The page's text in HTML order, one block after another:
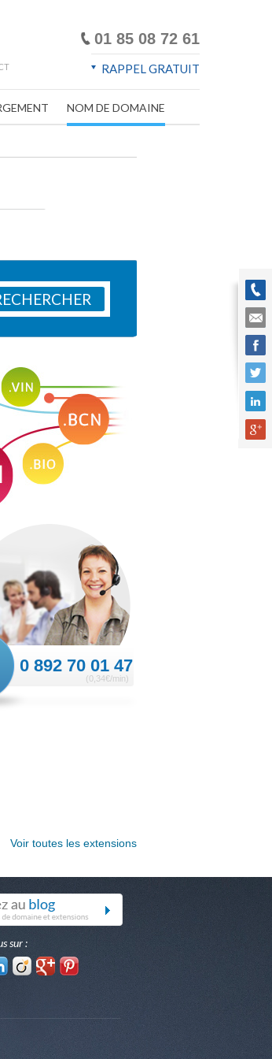
01 85 08 72 61
RAPPEL GRATUIT
NOM DE DOMAINE
0 892 70 01 47
(0,34€/min)
Voir toutes les extensions
sur :